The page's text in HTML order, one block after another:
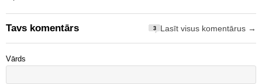
Tavs komentārs 3 Lasīt visus komentārus →
Vārds